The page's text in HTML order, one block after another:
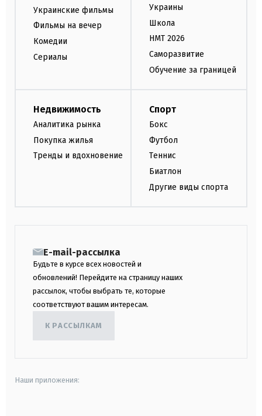
Украинские фильмы
Фильмы на вечер
Комедии
Сериалы
Украины
Школа
НМТ 2026
Саморазвитие
Обучение за границей
Недвижимость
Аналитика рынка
Покупка жилья
Тренды и вдохновение
Спорт
Бокс
Футбол
Теннис
Биатлон
Другие виды спорта
E-mail-рассылка
Будьте в курсе всех новостей и
обновлений! Перейдите на страницу наших
рассылок, чтобы выбрать те, которые
соответствуют вашим интересам.
К РАССЫЛКАМ
Наши приложения: